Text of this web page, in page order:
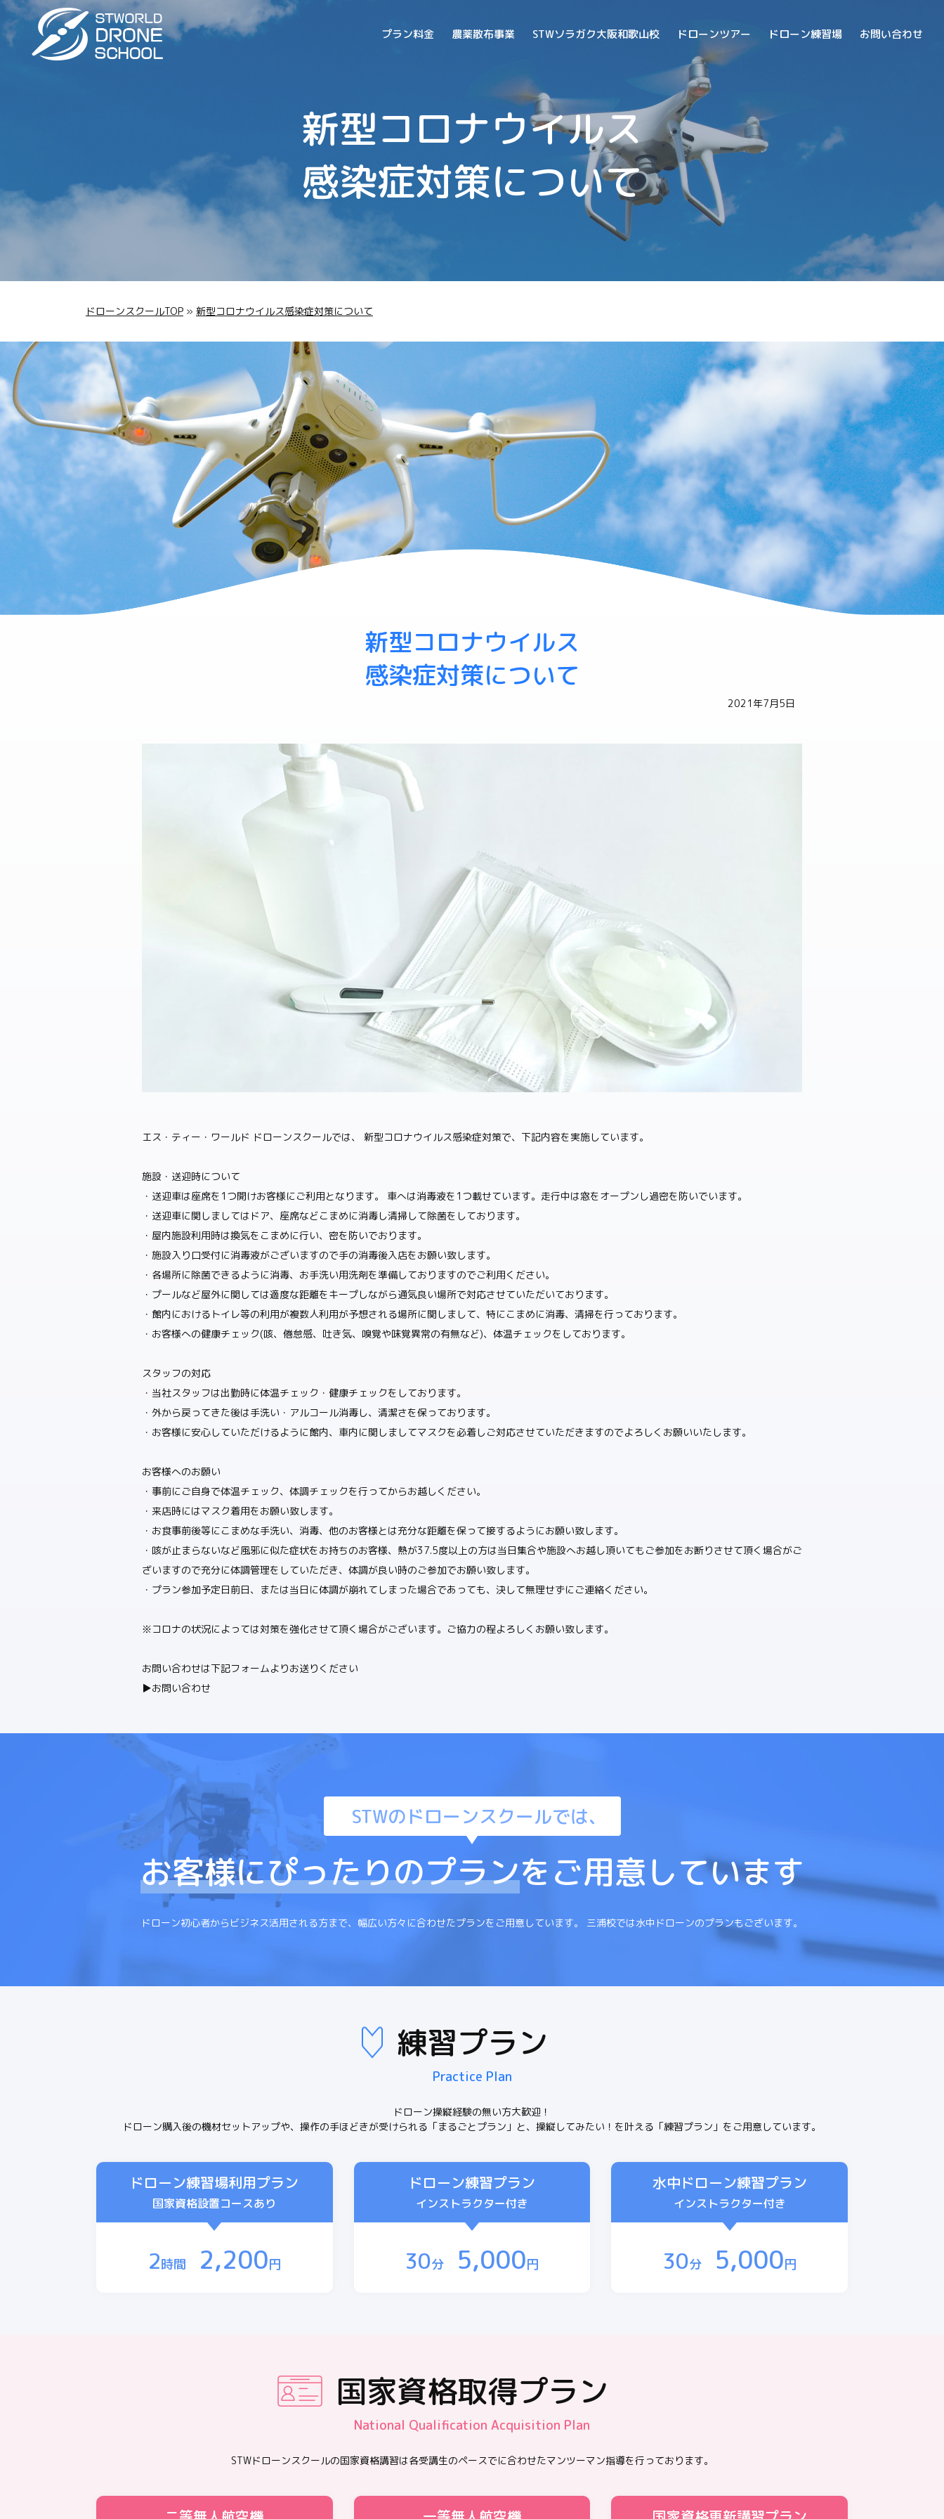
プラン料金 農薬散布事業 STWソラガク大阪和歌山校 ドローンツアー ドローン練習場 お問い合わせ
新型コロナウイルス
感染症対策について
ドローンスクールTOP » 新型コロナウイルス感染症対策について
新型コロナウイルス
感染症対策について
2021年7月5日
エス・ティー・ワールド ドローンスクールでは、 新型コロナウイルス感染症対策で、下記内容を実施しています。
施設・送迎時について
・送迎車は座席を1つ開けお客様にご利用となります。 車へは消毒液を1つ載せています。走行中は窓をオープンし過密を防いでいます。
・送迎車に関しましてはドア、座席などこまめに消毒し清掃して除菌をしております。
・屋内施設利用時は換気をこまめに行い、密を防いでおります。
・施設入り口受付に消毒液がございますので手の消毒後入店をお願い致します。
・各場所に除菌できるように消毒、お手洗い用洗剤を準備しておりますのでご利用ください。
・プールなど屋外に関しては適度な距離をキープしながら通気良い場所で対応させていただいております。
・館内におけるトイレ等の利用が複数人利用が予想される場所に関しまして、特にこまめに消毒、清掃を行っております。
・お客様への健康チェック(咳、倦怠感、吐き気、嗅覚や味覚異常の有無など)、体温チェックをしております。
スタッフの対応
・当社スタッフは出勤時に体温チェック・健康チェックをしております。
・外から戻ってきた後は手洗い・アルコール消毒し、清潔さを保っております。
・お客様に安心していただけるように館内、車内に関しましてマスクを必着しご対応させていただきますのでよろしくお願いいたします。
お客様へのお願い
・事前にご自身で体温チェック、体調チェックを行ってからお越しください。
・来店時にはマスク着用をお願い致します。
・お食事前後等にこまめな手洗い、消毒、他のお客様とは充分な距離を保って接するようにお願い致します。
・咳が止まらないなど風邪に似た症状をお持ちのお客様、熱が37.5度以上の方は当日集合や施設へお越し頂いてもご参加をお断りさせて頂く場合がご
ざいますので充分に体調管理をしていただき、体調が良い時のご参加でお願い致します。
・プラン参加予定日前日、または当日に体調が崩れてしまった場合であっても、決して無理せずにご連絡ください。
※コロナの状況によっては対策を強化させて頂く場合がございます。ご協力の程よろしくお願い致します。
お問い合わせは下記フォームよりお送りください
▶お問い合わせ
STWのドローンスクールでは、
お客様にぴったりのプランをご用意しています
ドローン初心者からビジネス活用される方まで、幅広い方々に合わせたプランをご用意しています。 三浦校では水中ドローンのプランもございます。
練習プラン
Practice Plan
ドローン操縦経験の無い方大歓迎！
ドローン購入後の機材セットアップや、操作の手ほどきが受けられる「まるごとプラン」と、操縦してみたい！を叶える「練習プラン」をご用意しています。
ドローン練習場利用プラン
国家資格設置コースあり
2時間 2,200円
ドローン練習プラン
インストラクター付き
30分 5,000円
水中ドローン練習プラン
インストラクター付き
30分 5,000円
国家資格取得プラン
National Qualification Acquisition Plan
STWドローンスクールの国家資格講習は各受講生のペースでに合わせたマンツーマン指導を行っております。